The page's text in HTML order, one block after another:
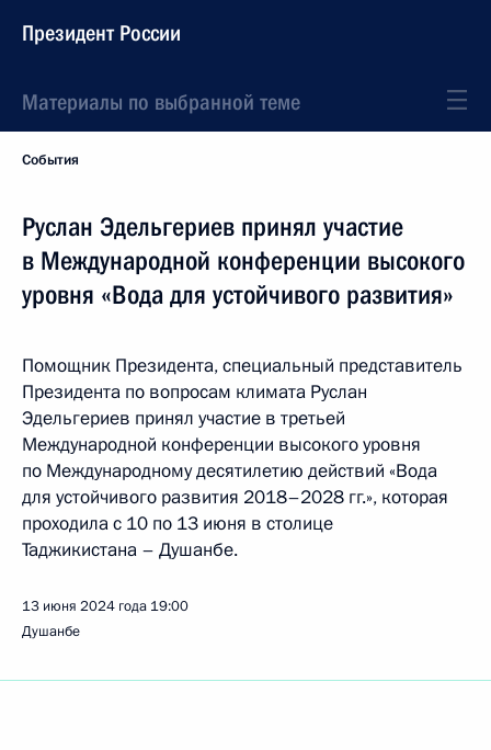
Президент России
Материалы по выбранной теме
События
Руслан Эдельгериев принял участие
в Международной конференции высокого
уровня «Вода для устойчивого развития»
Помощник Президента, специальный представитель
Президента по вопросам климата Руслан
Эдельгериев принял участие в третьей
Международной конференции высокого уровня
по Международному десятилетию действий «Вода
для устойчивого развития 2018–2028 гг.», которая
проходила с 10 по 13 июня в столице
Таджикистана – Душанбе.
13 июня 2024 года 19:00
Душанбе